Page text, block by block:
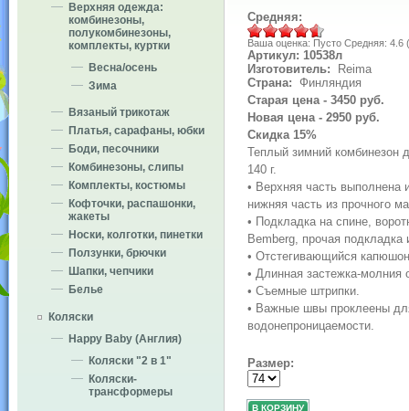
Верхняя одежда:
комбинезоны,
полукомбинезоны,
комплекты, куртки
Весна/осень
Зима
Вязаный трикотаж
Платья, сарафаны, юбки
Боди, песочники
Комбинезоны, слипы
Комплекты, костюмы
Кофточки, распашонки,
жакеты
Носки, колготки, пинетки
Ползунки, брючки
Шапки, чепчики
Белье
Коляски
Happy Baby (Англия)
Коляски "2 в 1"
Коляски-
трансформеры
Средняя:
Ваша оценка: Пусто Средняя: 4.6 (
Артикул: 10538л
Изготовитель:
Reima
Страна: Финляндия
Старая цена - 3450 руб.
Новая цена - 2950 руб.
Скидка 15%
Теплый зимний комбинезон
140 г.
• Верхняя часть выполнена
нижняя часть из прочного
• Подкладка на спине,
Bemberg, прочая подкладка
• Отстегивающийся
• Длинная застежка-молния
• Съемные штрипки.
• Важные швы проклеены
водонепроницаемости.
Размер: